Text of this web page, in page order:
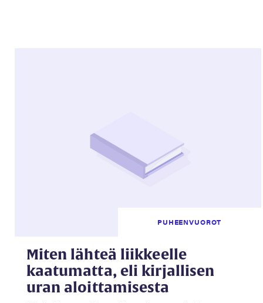
PUHEENVUOROT
Miten lähteä liikkeelle
kaatumatta, eli kirjallisen
uran aloittamisesta